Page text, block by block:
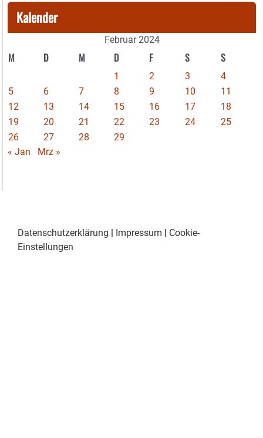
Kalender
Februar 2024
M D M D F S S
1 2 3
4
5
6 7 8 9 10
11
12
13 14 15 16 17
18
19
20 21 22 23 24
25
26
27 28
29
« Jan
Mrz »
Datenschutzerklärung | Impressum | Cookie-
Einstellungen